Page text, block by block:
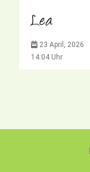
Lea
23 April, 2026
14:04 Uhr